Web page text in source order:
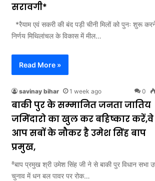
सरावगी*
*रैयाम एवं सकरी की बंद पड़ी चीनी मिलों को पुनः शुरू
निर्णय मिथिलांचल के विकास में मील…
Read More »
savinay bihar 1 week ago 0
बाकी पुर के सम्मानित जनता जातिय
जमिंदारो का खुल कर बहिष्कार करें,वे
आप सबों के नौकर है उमेश सिंह बाप
प्रमुख,
⁸बाप प्रमुख श्री उमेश सिंह जी ने से बाकी पुर विधान सभा
चुनाव में धन बल पावर पर रोक…